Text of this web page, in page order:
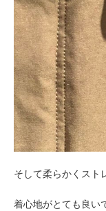
そして柔らかく スト
着心地がとても良い